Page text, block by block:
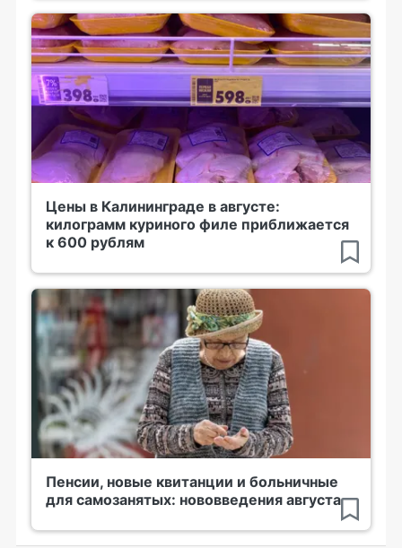
Цены в Калининграде в августе:
килограмм куриного филе приближается
к 600 рублям
Пенсии, новые квитанции и больничные
для самозанятых: нововведения августа